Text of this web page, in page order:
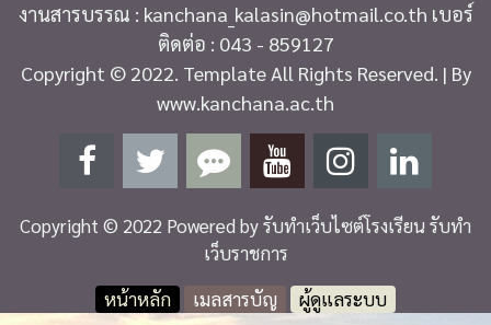
งานสารบรรณ : kanchana_kalasin@hotmail.co.th เบอร์
ติดต่อ : 043 - 859127
Copyright © 2022. Template All Rights Reserved. | By
www.kanchana.ac.th
Copyright © 2022 Powered byรับทำเว็บไซต์โรงเรียน รับทำ
เว็บราชการ
หน้าหลัก
เมลสารบัญ ผู้ดูแลระบบ